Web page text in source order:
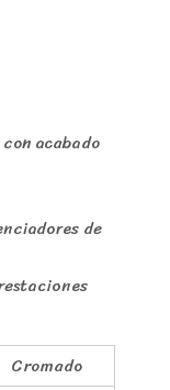
acabado
de
Cromado